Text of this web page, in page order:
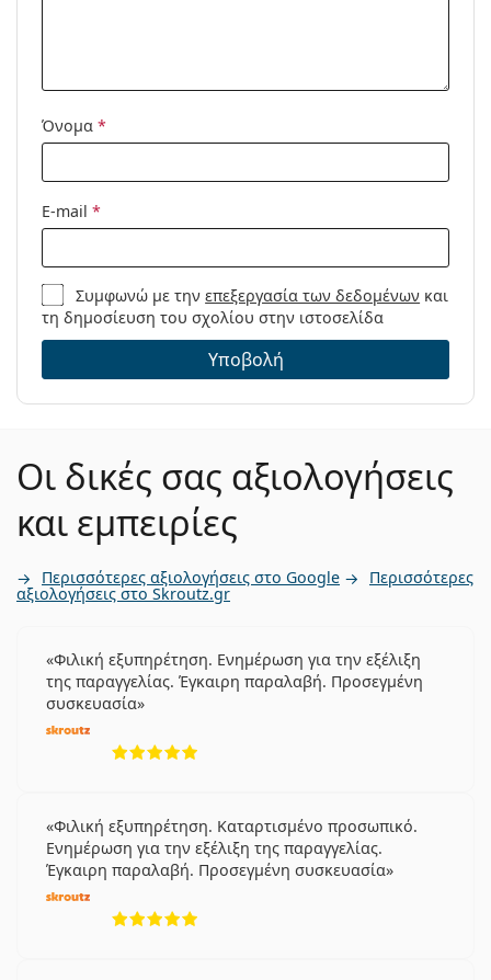
Όνομα *
E-mail *
Συμφωνώ με τηνεπεξεργασία των δεδομένων και
τη δημοσίευση του σχολίου στην ιστοσελίδα
Υποβολή
Οι δικές σας αξιολογήσεις
και εμπειρίες
Περισσότερες αξιολογήσεις στο Google Περισσότερες
αξιολογήσεις στο Skroutz.gr
Φιλική εξυπηρέτηση. Ενημέρωση για την εξέλιξη
της παραγγελίας. Έγκαιρη παραλαβή. Προσεγμένη
συσκευασία
Φιλική εξυπηρέτηση. Καταρτισμένο προσωπικό.
Ενημέρωση για την εξέλιξη της παραγγελίας.
Έγκαιρη παραλαβή. Προσεγμένη συσκευασία